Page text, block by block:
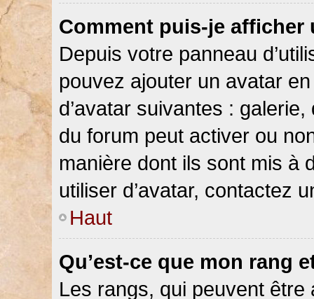
Comment puis-je afficher
Depuis votre panneau
pouvez ajouter un avatar
d’avatar suivantes :
du forum peut activer ou
manière dont ils sont mis à
utiliser d’avatar, contactez
Haut
Qu’est-ce que mon rang
Les rangs, qui peuvent être